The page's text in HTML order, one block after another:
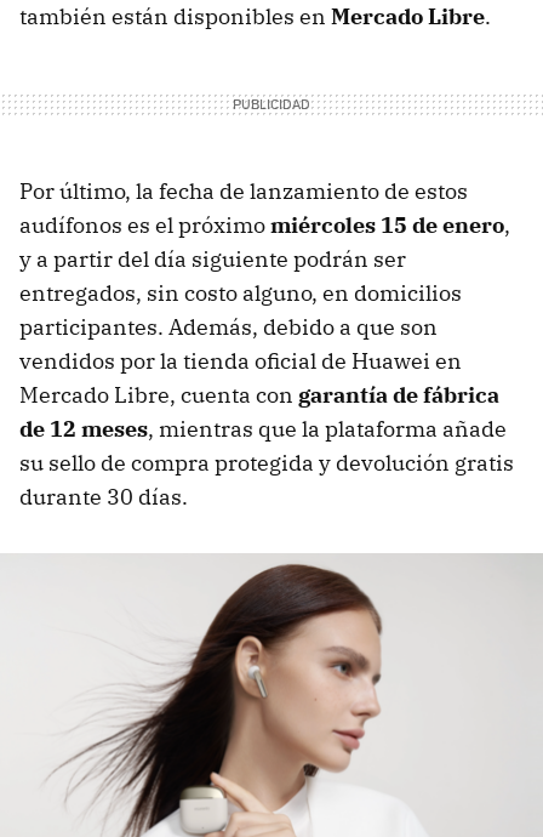
también están disponibles en Mercado Libre.
Por último, la fecha de lanzamiento de estos
audífonos es el próximomiércoles 15 de enero,
y a partir del día siguiente podrán ser
entregados, sin costo alguno, en domicilios
participantes. Además, debido a que son
vendidos por la tienda oficial de Huawei en
Mercado Libre, cuenta con garantía de fábrica
de 12 meses, mientras que la plataforma añade
su sello de compra protegida y devolución gratis
durante 30 días.